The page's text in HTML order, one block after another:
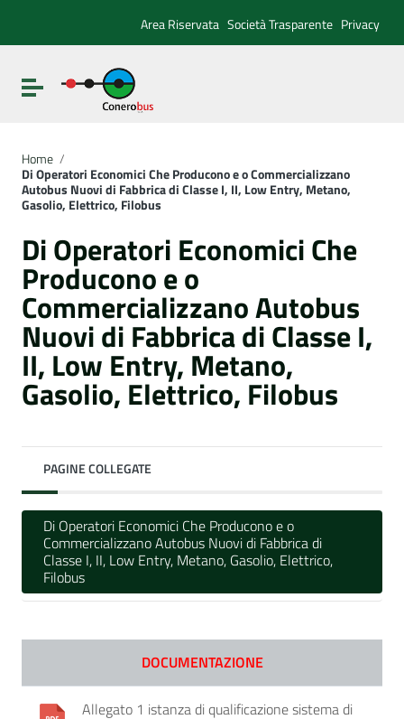
Vai al menu di navigazione
Vai al footer
Area Riservata Società Trasparente Privacy
Attiva / disattiva la navigazione
Home /
Di Operatori Economici Che Producono e o Commercializzano
Autobus Nuovi di Fabbrica di Classe I, II, Low Entry, Metano,
Gasolio, Elettrico, Filobus
Di Operatori Economici Che
Producono e o
Commercializzano Autobus
Nuovi di Fabbrica di Classe I,
II, Low Entry, Metano,
Gasolio, Elettrico, Filobus
PAGINE COLLEGATE
Di Operatori Economici Che Producono e o
Commercializzano Autobus Nuovi di Fabbrica di
Classe I, II, Low Entry, Metano, Gasolio, Elettrico,
Filobus
DOCUMENTAZIONE
Allegato 1 istanza di qualificazione sistema di